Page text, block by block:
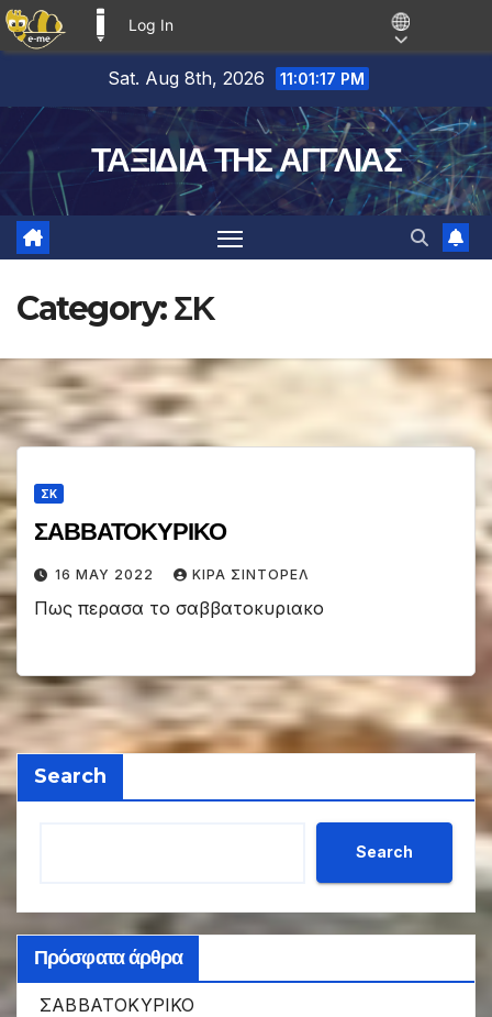
Log In
content
Sat. Aug 8th, 2026 11:01:17 PM
ΤΑΞΙΔΙΑ ΤΗΣ ΑΓΓΛΙΑΣ
Category:ΣΚ
ΣΚ
ΣΑΒΒΑΤΟΚΥΡΙΚΟ
16 MAY 2022 ΚΙΡΑ ΣΙΝΤΟΡΕΛ
Πως περασα το σαββατοκυριακο
Search
Search
Πρόσφατα άρθρα
ΣΑΒΒΑΤΟΚΥΡΙΚΟ